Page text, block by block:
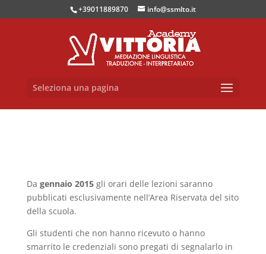
+39011889870 info@ssmlto.it
Seleziona una pagina
Da gennaio 2015gli orari delle lezioni saranno
pubblicati esclusivamente nell’Area Riservata del sito
della scuola.
Gli studenti che non hanno ricevuto o hanno
smarrito le credenziali sono pregati di segnalarlo in